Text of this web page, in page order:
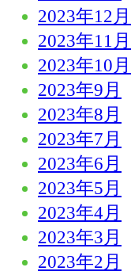
2023年12月
2023年11月
2023年10月
2023年9月
2023年8月
2023年7月
2023年6月
2023年5月
2023年4月
2023年3月
2023年2月